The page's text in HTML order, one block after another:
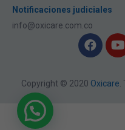
Notificaciones judiciales
info@oxicare.com.co
Copyright © 2020 Oxicare